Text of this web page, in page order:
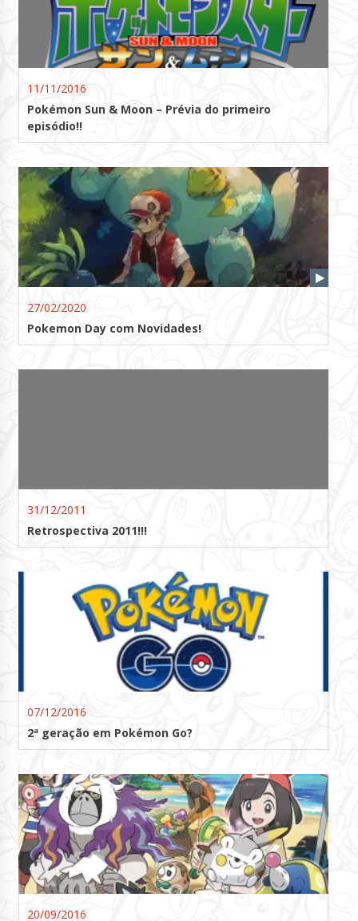
11/11/2016
Pokémon Sun & Moon – Prévia do primeiro
episódio!!
27/02/2020
Pokemon Day com Novidades!
31/12/2011
Retrospectiva 2011!!!
07/12/2016
2ª geração em Pokémon Go?
20/09/2016